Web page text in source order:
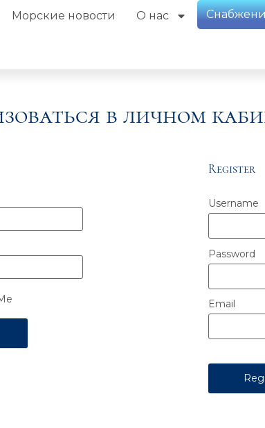
Морские новости О нас
в личном
Register
Username
Password
Email